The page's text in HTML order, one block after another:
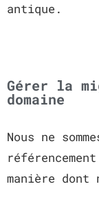
antique.
Gérer la
domaine
Nous ne
manière